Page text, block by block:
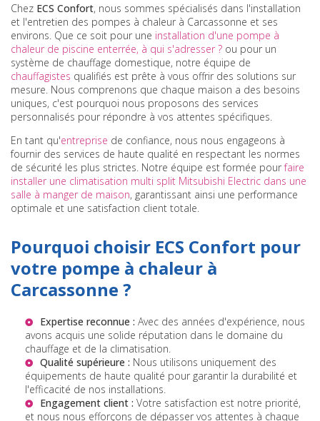
Chez ECS Confort, nous sommes spécialisés dans l'installation
et l'entretien des pompes à chaleur à Carcassonne et ses
environs. Que ce soit pour une installation d'une pompe à
chaleur de piscine enterrée, à qui s'adresser ? ou pour un
système de chauffage domestique, notre équipe de
chauffagistes qualifiés est prête à vous offrir des solutions sur
mesure. Nous comprenons que chaque maison a des besoins
uniques, c'est pourquoi nous proposons des services
personnalisés pour répondre à vos attentes spécifiques.
En tant qu'entreprise de confiance, nous nous engageons à
fournir des services de haute qualité en respectant les normes
de sécurité les plus strictes. Notre équipe est formée pourfaire
installer une climatisation multi split Mitsubishi Electric dans une
salle à manger de maison, garantissant ainsi une performance
optimale et une satisfaction client totale.
Pourquoi choisir ECS Confort pour
votre pompe à chaleur à
Carcassonne ?
Expertise reconnue : Avec des années d'expérience, nous
avons acquis une solide réputation dans le domaine du
chauffage et de la climatisation.
Qualité supérieure : Nous utilisons uniquement des
équipements de haute qualité pour garantir la durabilité et
l'efficacité de nos installations.
Engagement client : Votre satisfaction est notre priorité,
et nous nous efforçons de dépasser vos attentes à chaque